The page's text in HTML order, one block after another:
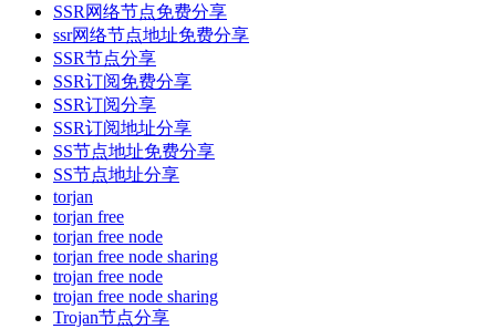
SSR网络节点免费分享
ssr网络节点地址免费分享
SSR节点分享
SSR订阅免费分享
SSR订阅分享
SSR订阅地址分享
SS节点地址免费分享
SS节点地址分享
torjan
torjan free
torjan free node
torjan free node sharing
trojan free node
trojan free node sharing
Trojan节点分享